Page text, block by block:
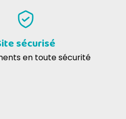
le chien lorsqu'il consomme
sécurisé
en toute sécurité